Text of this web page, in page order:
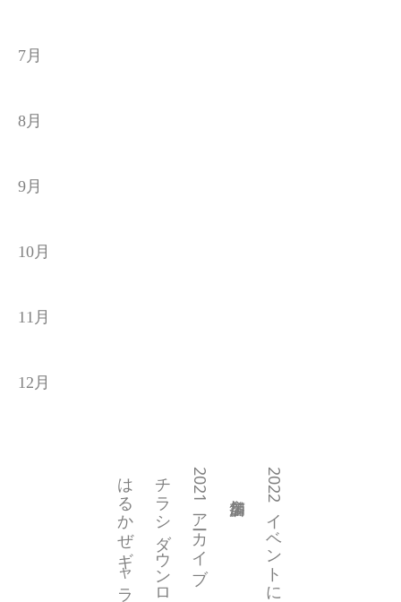
7月
8月
9月
10月
11月
12月
2022イベントについて
2021アーカイブ
チラシダウンロード
はるかぜギャラリー